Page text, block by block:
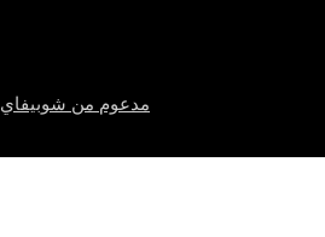
مدعوم من شوبيفاي